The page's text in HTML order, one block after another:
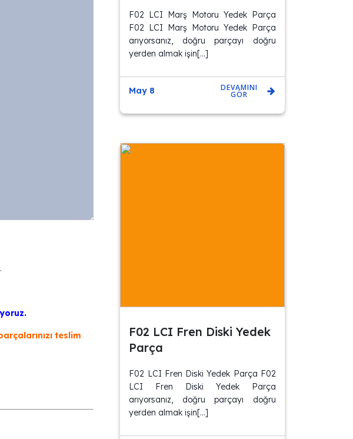
teslim
F02 LCI Marş Motoru Yedek Parça
F02 LCI Marş Motoru Yedek Parça
arıyorsanız, doğru parçayı doğru
yerden almak işin[…]
May 8 DEVAMINI
GÖR
F02 LCI Fren Diski Yedek
Parça
F02 LCI Fren Diski Yedek Parça F02
LCI Fren Diski Yedek Parça
arıyorsanız, doğru parçayı doğru
yerden almak işin[…]